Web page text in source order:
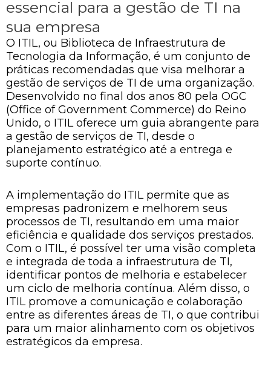
essencial para a gestão de TI na
sua empresa
O ITIL, ou Biblioteca de Infraestrutura de
Tecnologia da Informação, é um conjunto de
práticas recomendadas que visa melhorar a
gestão de serviços de TI de uma organização.
Desenvolvido no final dos anos 80 pela OGC
(Office of Government Commerce) do Reino
Unido, o ITIL oferece um guia abrangente para
a gestão de serviços de TI, desde o
planejamento estratégico até a entrega e
suporte contínuo.
A implementação do ITIL permite que as
empresas padronizem e melhorem seus
processos de TI, resultando em uma maior
eficiência e qualidade dos serviços prestados.
Com o ITIL, é possível ter uma visão completa
e integrada de toda a infraestrutura de TI,
identificar pontos de melhoria e estabelecer
um ciclo de melhoria contínua. Além disso, o
ITIL promove a comunicação e colaboração
entre as diferentes áreas de TI, o que contribui
para um maior alinhamento com os objetivos
estratégicos da empresa.